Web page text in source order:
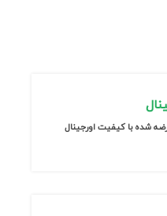
شده با کیفیت اورجینال